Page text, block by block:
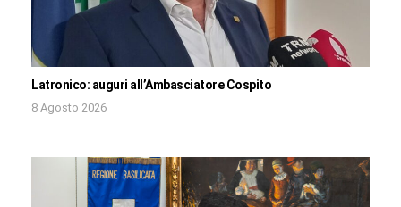
Latronico: auguri all’Ambasciatore Cospito
8 Agosto 2026